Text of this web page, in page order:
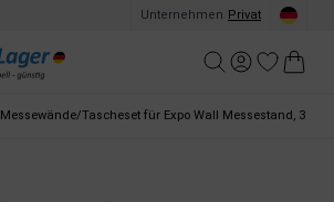
Unternehmen Privat
Messewände/Tascheset für Expo Wall Messestand, 3